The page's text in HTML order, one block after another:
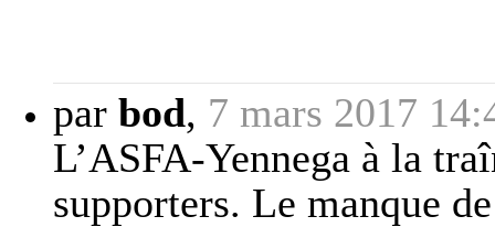
par bod, 7 mars 2017
L’ASFA-Yennega à la
supporters. Le manque